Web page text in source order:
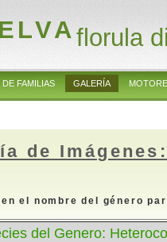
florula
DE FAMILIAS GALERÍA
de
el nombre del género
del Genero: